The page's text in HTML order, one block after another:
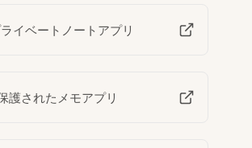
イベートノートアプリ
護されたメモアプリ